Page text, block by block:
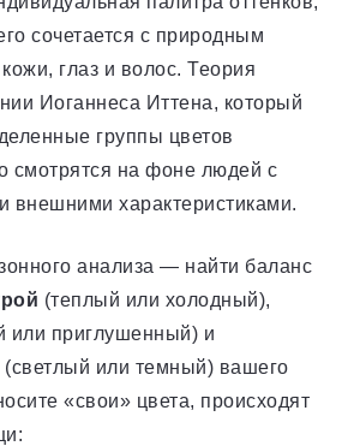
сочетается с природным
глаз и волос. Теория
Иоганнеса Иттена, который
группы цветов
смотрятся на фоне людей с
внешними характеристиками.
анализа — найти баланс
(теплый или холодный),
или приглушенный) и
(светлый или темный) вашего
«свои» цвета, происходят